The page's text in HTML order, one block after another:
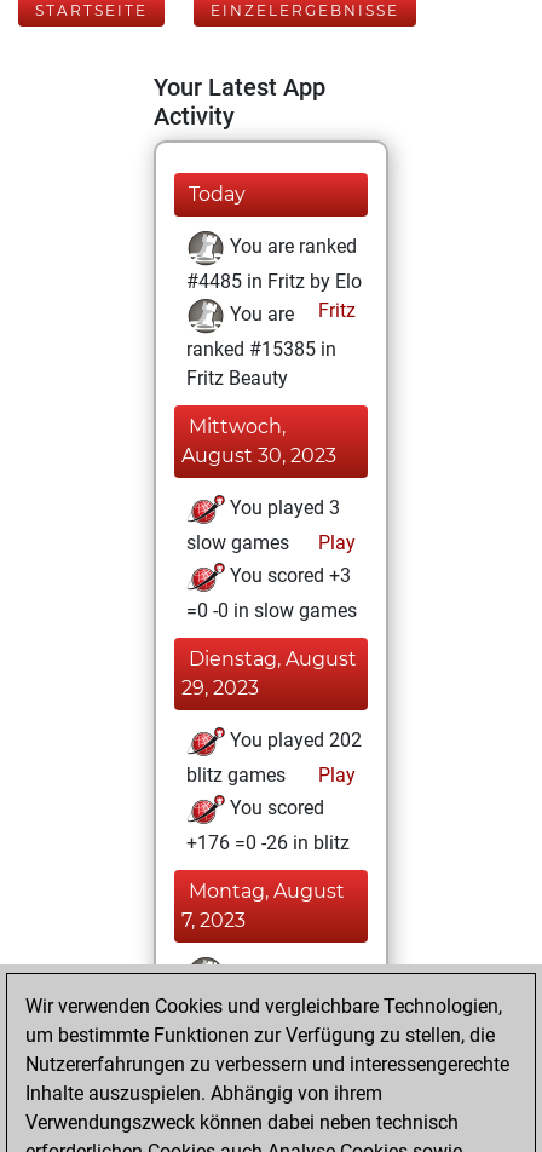
STARTSEITE EINZELERGEBNISSE
Your Latest App
Activity
Today
You are ranked
#4485 in Fritz by Elo
Fritz
You are
ranked #15385 in
Fritz Beauty
Mittwoch,
August 30, 2023
You played 3
slow games
Play
You scored +3
=0 -0 in slow games
Dienstag, August
29, 2023
You played 202
blitz games
Play
You scored
+176 =0 -26 in blitz
Montag, August
7, 2023
You won
against Fritz
Fritz
You achieved a
BeautyScore of 9
You achieved a
new Elo of 1623
Wir verwenden Cookies und vergleichbare Technologien,
um bestimmte Funktionen zur Verfügung zu stellen, die
Nutzererfahrungen zu verbessern und interessengerechte
Inhalte auszuspielen. Abhängig von ihrem
Verwendungszweck können dabei neben technisch